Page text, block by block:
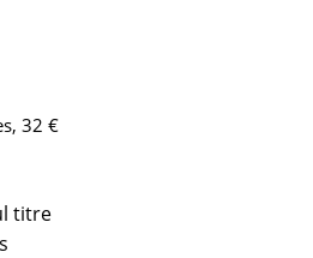
32 €
titre